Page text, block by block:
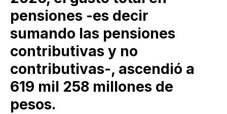
pensiones -es decir
sumando las pensiones
contributivas y no
contributivas-, ascendió a
619 mil 258 millones de
pesos.